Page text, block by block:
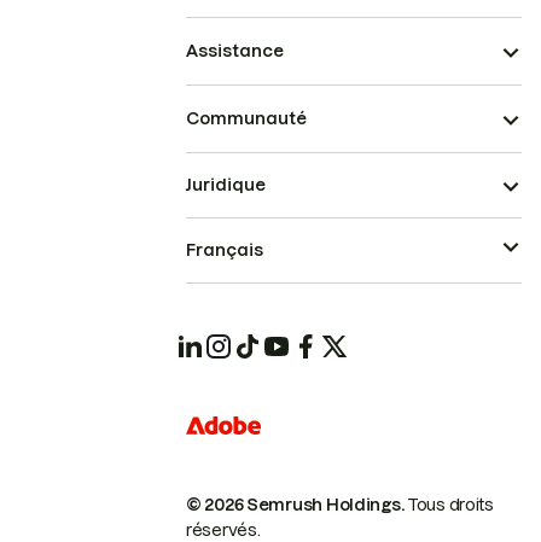
Assistance
Communauté
© 2026 Semrush Holdings.Tous droits
réservés.
Juridique
Français